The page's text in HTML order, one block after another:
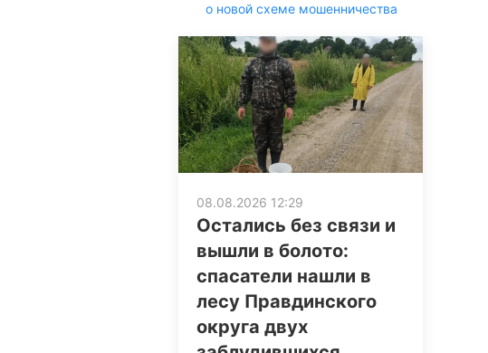
о новой схеме мошенничества
08.08.2026 12:29
Остались без связи и
вышли в болото:
спасатели нашли в
лесу Правдинского
округа двух